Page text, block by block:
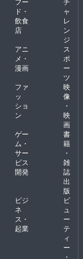
ド・
飲食
店
ャ
レ
ン
ジ
アニ
メ・
漫画
ス
ポ
ー
ツ
ファ
ッ
ショ
ン
映
像
・
映
画
ゲー
ム・
サー
ビス
開発
書
籍
・
雑
誌
出
版
ビジ
ネ
ス・
起業
ビ
ュ
ー
テ
ィ
ー
・